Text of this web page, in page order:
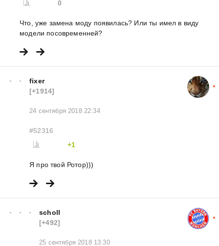
0
Что, уже замена моду появилась? Или ты имел в виду
модели посовременней?
fixer
[+1914]
24 сентября 2018 22:34
#52316
+1
Я про твой Ротор)))
scholl
[+492]
25 сентября 2018 13:30